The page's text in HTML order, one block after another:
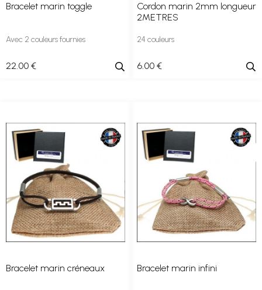
Bracelet marin toggle
Avec 2 couleurs fournies
22.00 €
Cordon marin 2mm longueur
2METRES
24 couleurs
6.00 €
Bracelet marin créneaux Bracelet marin infini